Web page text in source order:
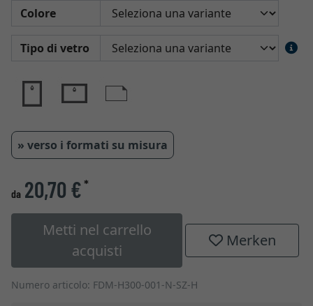
Colore
Tipo di vetro
» verso i formati su misura
da 20,70 €*
Metti nel carrello
acquisti
Merken
Numero articolo: FDM-H300-001-N-SZ-H